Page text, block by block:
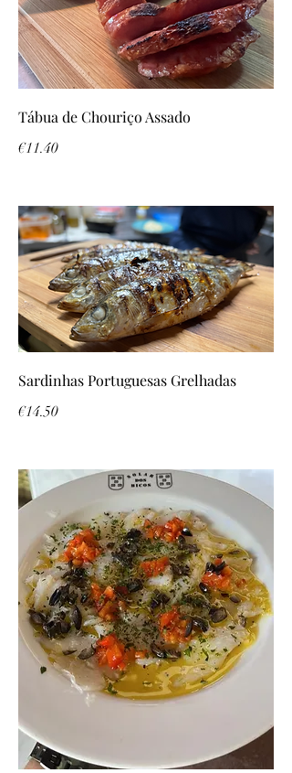
Tábua de Chouriço Assado
€11.40
Sardinhas Portuguesas Grelhadas
€14.50